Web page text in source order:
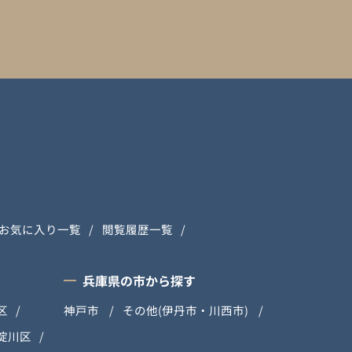
気に入り一覧 閲覧履歴一覧
川区
兵庫県の市から探す
神戸市 その他(伊丹市・川西市)